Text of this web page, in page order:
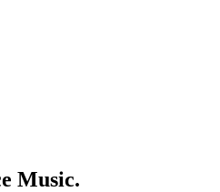
Music.